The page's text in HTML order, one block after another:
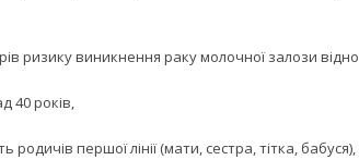
ризику виникнення раку молочної залози
40 років,
родичів першої лінії (мати, сестра, тітка,